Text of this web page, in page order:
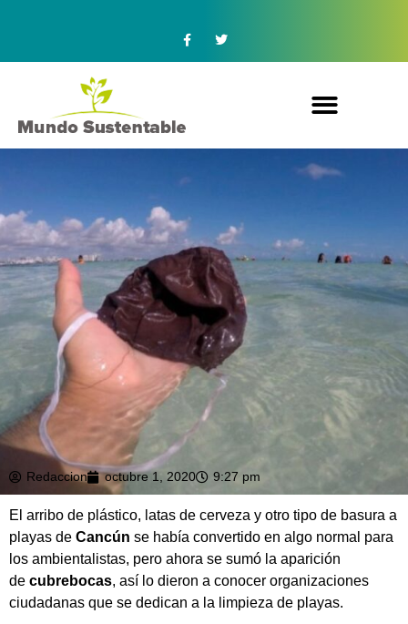
Redaccion octubre 1, 2020 9:27 pm
El arribo de plástico, latas de cerveza y otro tipo de basura a
playas de Cancún se había convertido en algo normal para
los ambientalistas, pero ahora se sumó la aparición
de cubrebocas, así lo dieron a conocer organizaciones
ciudadanas que se dedican a la limpieza de playas.